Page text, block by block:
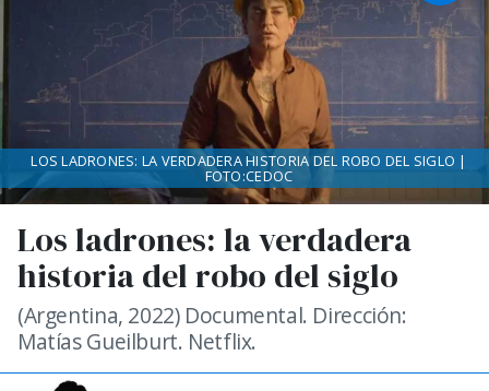
Los ladrones: la verdadera
historia del robo del siglo
(Argentina, 2022) Documental. Dirección:
Matías Gueilburt. Netflix.
LOS LADRONES: LA VERDADERA HISTORIA DEL ROBO DEL SIGLO |
FOTO:CEDOC